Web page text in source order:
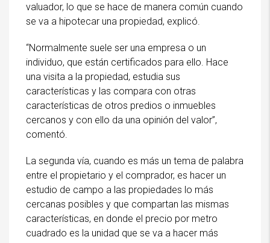
valuador, lo que se hace de manera común cuando
se va a hipotecar una propiedad, explicó.
“Normalmente suele ser una empresa o un
individuo, que están certificados para ello. Hace
una visita a la propiedad, estudia sus
características y las compara con otras
características de otros predios o inmuebles
cercanos y con ello da una opinión del valor”,
comentó.
La segunda vía, cuando es más un tema de palabra
entre el propietario y el comprador, es hacer un
estudio de campo a las propiedades lo más
cercanas posibles y que compartan las mismas
características, en donde el precio por metro
cuadrado es la unidad que se va a hacer más